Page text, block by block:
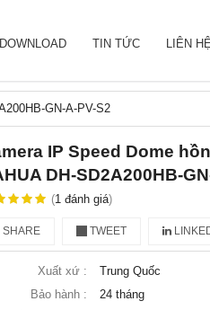
DOWNLOAD TIN TỨC LIÊN HỆ
GN-A-PV-S2
IP Speed Dome
DH-SD2A200HB-
(1 đánh giá)
SHARE TWEET
Xuất xứ :
Trung Quốc
Bảo hành :
24 tháng